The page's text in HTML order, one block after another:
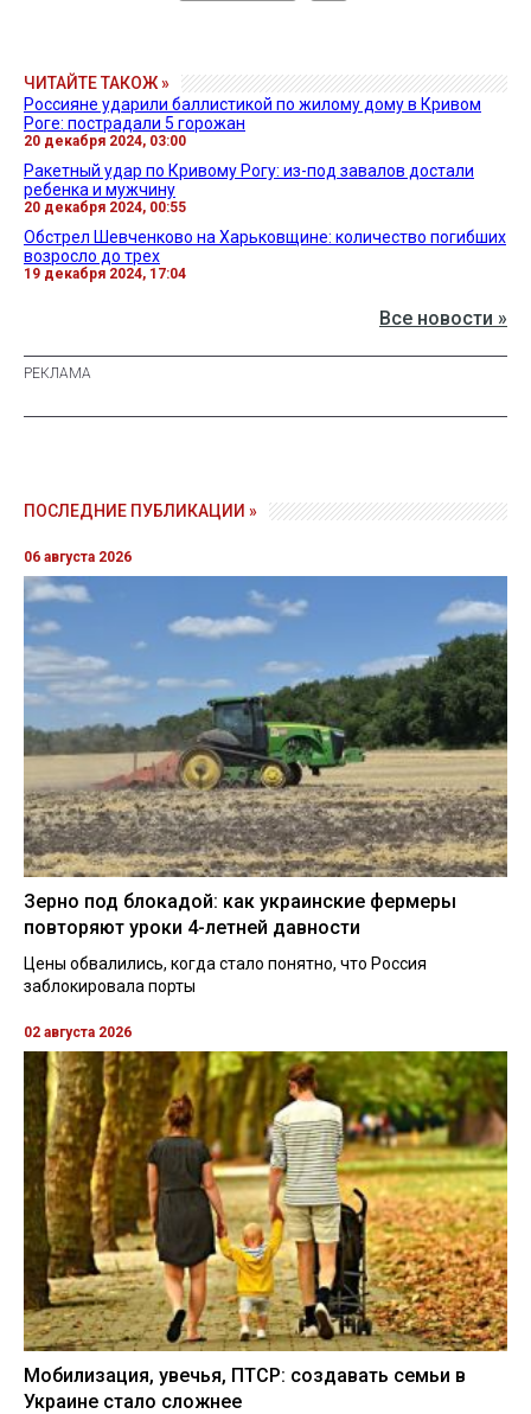
ЧИТАЙТЕ ТАКОЖ »
Россияне ударили баллистикой по жилому дому в Кривом
Роге: пострадали 5 горожан
20 декабря 2024, 03:00
Ракетный удар по Кривому Рогу: из-под завалов достали
ребенка и мужчину
20 декабря 2024, 00:55
Обстрел Шевченково на Харьковщине: количество погибших
возросло до трех
19 декабря 2024, 17:04
Все новости »
ПОСЛЕДНИЕ ПУБЛИКАЦИИ »
06 августа 2026
Зерно под блокадой: как украинские фермеры
повторяют уроки 4-летней давности
Цены обвалились, когда стало понятно, что Россия
заблокировала порты
02 августа 2026
Мобилизация, увечья, ПТСР: создавать семьи в
Украине стало сложнее